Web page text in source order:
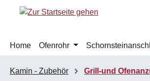
Hauptinhalt springen
Zur Suche springen
Zur Hauptnavigation springen
Home Ofenrohr
Kamin - Zubehör Grill-und